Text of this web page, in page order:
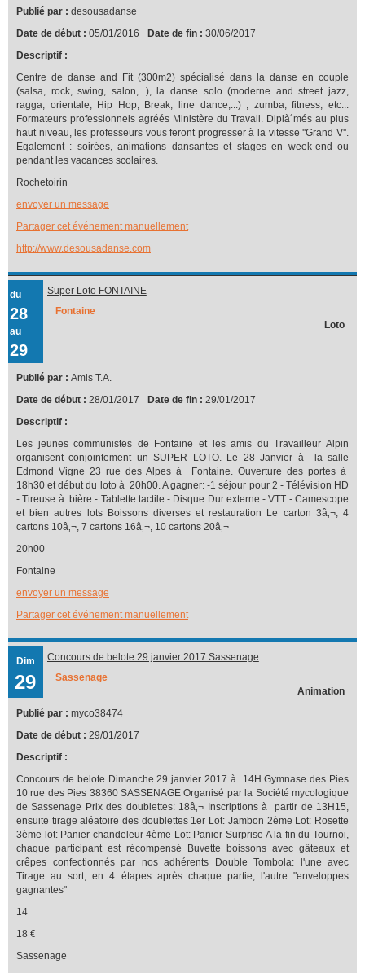
Publié par : desousadanse
Date de début : 05/01/2016 Date de fin : 30/06/2017
Descriptif :
Centre de danse and Fit (300m2) spécialisé dans la danse en couple
(salsa, rock, swing, salon,...), la danse solo (moderne and street jazz,
ragga, orientale, Hip Hop, Break, line dance,...) , zumba, fitness, etc...
Formateurs professionnels agréés Ministère du Travail. Diplà´més au plus
haut niveau, les professeurs vous feront progresser à la vitesse ''Grand V''.
Egalement : soirées, animations dansantes et stages en week-end ou
pendant les vacances scolaires.
Rochetoirin
envoyer un message
Partager cet événement manuellement
http://www.desousadanse.com
du
28
au
29
Super Loto FONTAINE
Fontaine
Loto
Publié par : Amis T.A.
Date de début : 28/01/2017 Date de fin : 29/01/2017
Descriptif :
Les jeunes communistes de Fontaine et les amis du Travailleur Alpin
organisent conjointement un SUPER LOTO. Le 28 Janvier à la salle
Edmond Vigne 23 rue des Alpes à Fontaine. Ouverture des portes à
18h30 et début du loto à 20h00. A gagner: -1 séjour pour 2 - Télévision HD
- Tireuse à bière - Tablette tactile - Disque Dur externe - VTT - Camescope
et bien autres lots Boissons diverses et restauration Le carton 3â‚¬, 4
cartons 10â‚¬, 7 cartons 16â‚¬, 10 cartons 20â‚¬
20h00
Fontaine
envoyer un message
Partager cet événement manuellement
Dim
29
Concours de belote 29 janvier 2017 Sassenage
Sassenage
Animation
Publié par : myco38474
Date de début : 29/01/2017
Descriptif :
Concours de belote Dimanche 29 janvier 2017 à 14H Gymnase des Pies
10 rue des Pies 38360 SASSENAGE Organisé par la Société mycologique
de Sassenage Prix des doublettes: 18â‚¬ Inscriptions à partir de 13H15,
ensuite tirage aléatoire des doublettes 1er Lot: Jambon 2ème Lot: Rosette
3ème lot: Panier chandeleur 4ème Lot: Panier Surprise A la fin du Tournoi,
chaque participant est récompensé Buvette boissons avec gâteaux et
crêpes confectionnés par nos adhérents Double Tombola: l'une avec
Tirage au sort, en 4 étapes après chaque partie, l'autre "enveloppes
gagnantes"
14
18 €
Sassenage